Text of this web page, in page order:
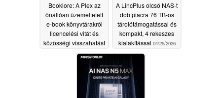
Booklore: A Plex az
önállóan üzemeltetett
e-book könyvtárakról
licencelési vitát és
közösségi visszahatást
05/02/2026
A LincPlus olcsó NAS-t
dob piacra 76 TB-os
tárolótámogatással és
kompakt, 4 rekeszes
kialakítással 04/25/2026